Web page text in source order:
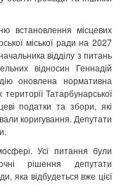
встановлення місцевих
міської ради на 2027
відділу з питань
відносин Геннадій
оновлена нормативна
Татарбунарської
податки та збори, які
коригування. Депутати
Усі питання були
рішення депутати
яка відбудеться вже цієї